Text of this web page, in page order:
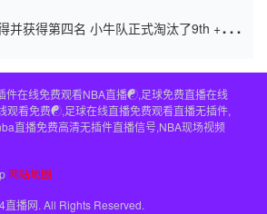
并获得第四名 小牛队正式淘汰了9th + 76
在线免费观看NBA直播☯️,足球免费直播在线
观看免费☯️,足球在线直播免费观看直播无插件,
直播免费高清无插件直播信号,NBA现场视频
网站地图
播网. All Rights Reserved.